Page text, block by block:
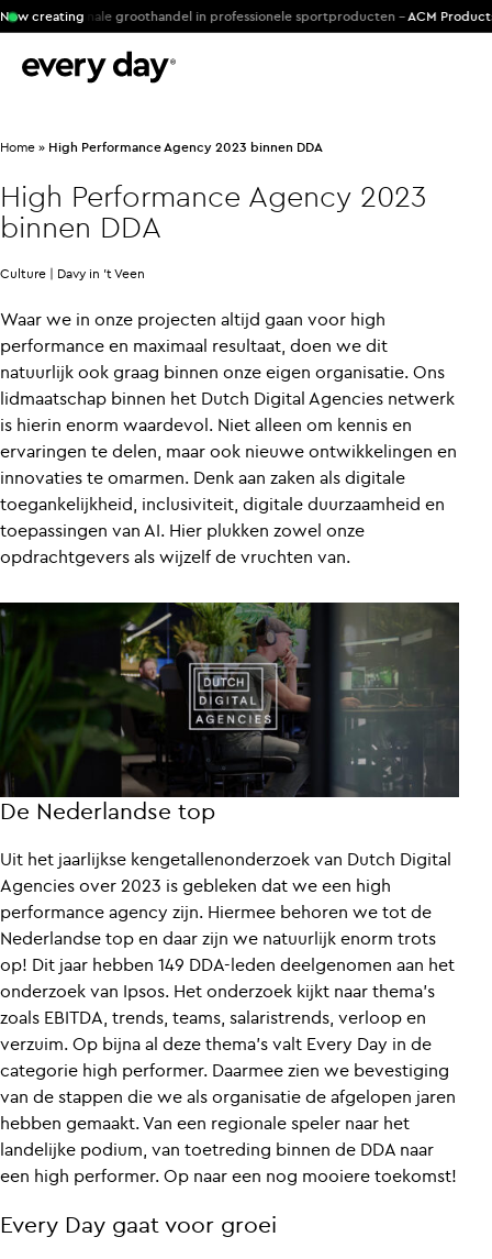
Now creating
internationale groothandel in professionele sportproducten -ACM Products
Home » High Performance Agency 2023 binnen DDA
High Performance Agency 2023
binnen DDA
Culture | Davy in 't Veen
Waar we in onze projecten altijd gaan voor high
performance en maximaal resultaat, doen we dit
natuurlijk ook graag binnen onze eigen organisatie. Ons
lidmaatschap binnen het Dutch Digital Agencies netwerk
is hierin enorm waardevol. Niet alleen om kennis en
ervaringen te delen, maar ook nieuwe ontwikkelingen en
innovaties te omarmen. Denk aan zaken als digitale
toegankelijkheid, inclusiviteit, digitale duurzaamheid en
toepassingen van AI. Hier plukken zowel onze
opdrachtgevers als wijzelf de vruchten van.
De Nederlandse top
Uit het jaarlijkse kengetallenonderzoek van Dutch Digital
Agencies over 2023 is gebleken dat we een high
performance agency zijn. Hiermee behoren we tot de
Nederlandse top en daar zijn we natuurlijk enorm trots
op! Dit jaar hebben 149 DDA-leden deelgenomen aan het
onderzoek van Ipsos. Het onderzoek kijkt naar thema’s
zoals EBITDA, trends, teams, salaristrends, verloop en
verzuim. Op bijna al deze thema’s valt Every Day in de
categorie high performer. Daarmee zien we bevestiging
van de stappen die we als organisatie de afgelopen jaren
hebben gemaakt. Van een regionale speler naar het
landelijke podium, van toetreding binnen de DDA naar
een high performer. Op naar een nog mooiere toekomst!
Every Day gaat voor groei